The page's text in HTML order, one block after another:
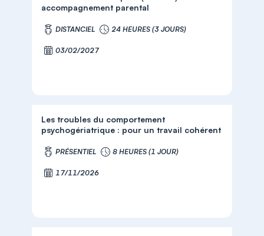
accompagnement parental
DISTANCIEL 24 HEURES (3 JOURS)
03/02/2027
Les troubles du comportement
psychogériatrique : pour un travail cohérent
PRÉSENTIEL 8 HEURES (1 JOUR)
17/11/2026